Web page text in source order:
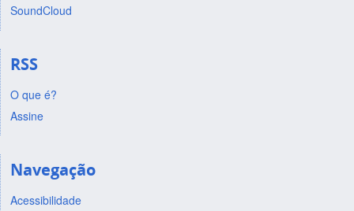
SoundCloud
RSS
O que é?
Assine
Navegação
Acessibilidade